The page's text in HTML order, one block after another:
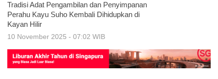
Tradisi Adat Pengambilan dan Penyimpanan
Perahu Kayu Suho Kembali Dihidupkan di
Kayan Hilir
10 November 2025 - 07:02 WIB